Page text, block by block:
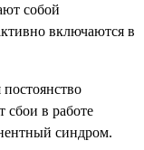
собой
включаются в
сбои в работе
синдром.